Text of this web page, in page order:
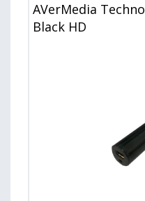
AVerMedia
Black HD